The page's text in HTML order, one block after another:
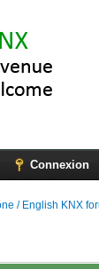
Connexion
/ English KNX